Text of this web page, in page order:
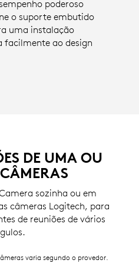
poderoso
o suporte embutido
uma instalação
facilmente ao design
DE UMA OU
sozinha ou em
câmeras Logitech, para
de reuniões de vários
varia segundo o provedor.